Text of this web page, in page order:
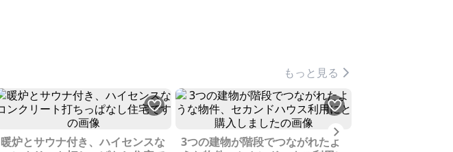
もっと見る
暖炉とサウナ付き、ハイセンスな
3つの建物が階段でつながれたよ